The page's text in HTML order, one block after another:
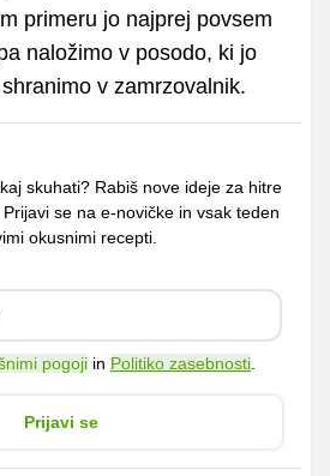
primeru jo najprej povsem
naložimo v posodo, ki jo
v zamrzovalnik.
skuhati? Rabiš nove ideje za hitre
se na e-novičke in vsak teden
okusnimi recepti.
pogoji in Politiko zasebnosti.
Prijavi se